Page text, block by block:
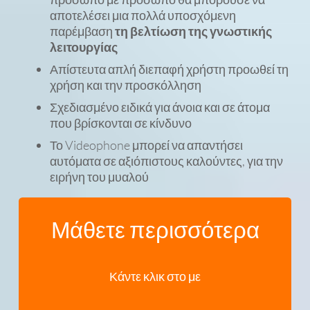
αποτελέσει μια πολλά υποσχόμενη
παρέμβασητη βελτίωση της γνωστικής
λειτουργίας
Απίστευτα απλή διεπαφή χρήστη προωθεί τη
χρήση και την προσκόλληση
Σχεδιασμένο ειδικά για άνοια και σε άτομα
που βρίσκονται σε κίνδυνο
Το Videophone μπορεί να απαντήσει
αυτόματα σε αξιόπιστους καλούντες, για την
ειρήνη του μυαλού
Μάθετε περισσότερα
Κάντε κλικ στο με